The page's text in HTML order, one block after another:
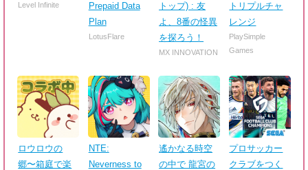
Level Infinite
Prepaid Data
Plan
LotusFlare
トップ) : 友
よ、8番の怪異
を探ろう！
MX INNOVATION
トリプルチャ
レンジ
PlaySimple
Games
ロウロウの
郷〜箱庭で楽
NTE:
Neverness to
遙かなる時空
の中で 龍宮の
プロサッカー
クラブをつく